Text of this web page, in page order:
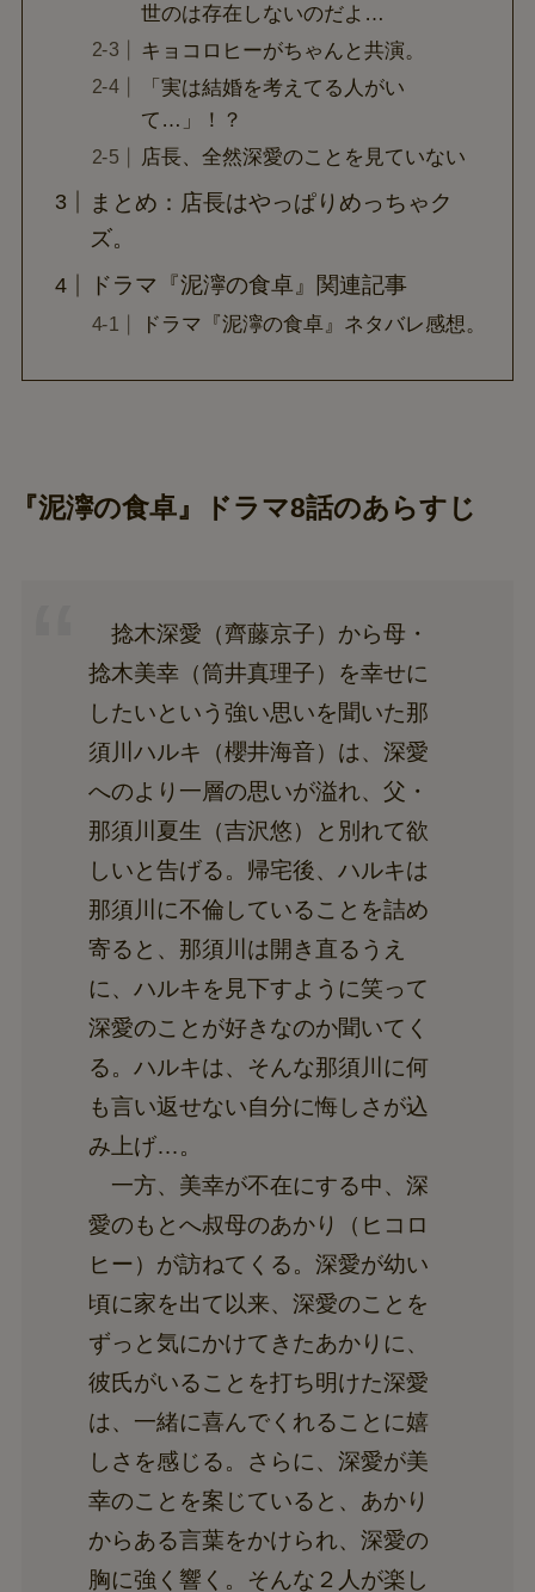
世のは存在しないのだよ…
キョコロヒーがちゃんと共演。
「実は結婚を考えてる人がい
て…」！？
店長、全然深愛のことを見ていない
まとめ：店長はやっぱりめっちゃク
ズ。
ドラマ『泥濘の食卓』関連記事
ドラマ『泥濘の食卓』ネタバレ感想。
『泥濘の食卓』ドラマ8話のあらすじ
捻木深愛（齊藤京子）から母・
捻木美幸（筒井真理子）を幸せに
したいという強い思いを聞いた那
須川ハルキ（櫻井海音）は、深愛
へのより一層の思いが溢れ、父・
那須川夏生（吉沢悠）と別れて欲
しいと告げる。帰宅後、ハルキは
那須川に不倫していることを詰め
寄ると、那須川は開き直るうえ
に、ハルキを見下すように笑って
深愛のことが好きなのか聞いてく
る。ハルキは、そんな那須川に何
も言い返せない自分に悔しさが込
み上げ…。
一方、美幸が不在にする中、深
愛のもとへ叔母のあかり（ヒコロ
ヒー）が訪ねてくる。深愛が幼い
頃に家を出て以来、深愛のことを
ずっと気にかけてきたあかりに、
彼氏がいることを打ち明けた深愛
は、一緒に喜んでくれることに嬉
しさを感じる。さらに、深愛が美
幸のことを案じていると、あかり
からある言葉をかけられ、深愛の
胸に強く響く。そんな２人が楽し